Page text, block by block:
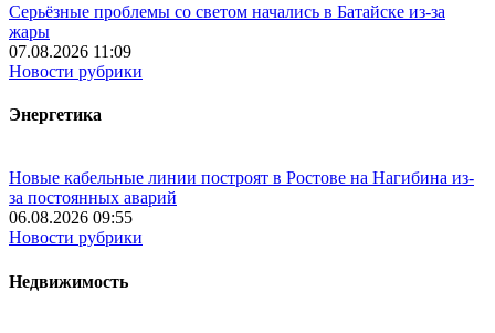
Серьёзные проблемы со светом начались в Батайске из-за
жары
07.08.2026 11:09
Новости рубрики
Энергетика
Новые кабельные линии построят в Ростове на Нагибина из-
за постоянных аварий
06.08.2026 09:55
Новости рубрики
Недвижимость